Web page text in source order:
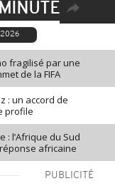
fragilisé par une
de la FIFA
: un accord de
profile
: l’Afrique du Sud
africaine
PUBLICITÉ